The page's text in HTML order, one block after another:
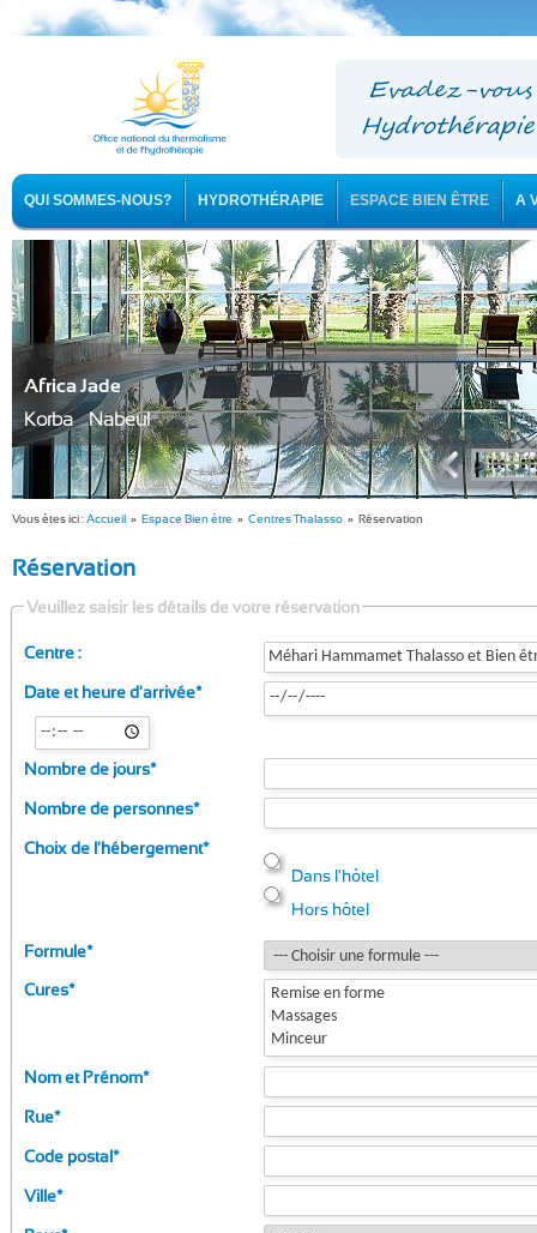
QUI SOMMES-NOUS? HYDROTHÉRAPIE ESPACE BIEN ÊTRE A
Africa Jade
Korba - Nabeul
Vous êtes ici :Accueil » Espace Bien être » Centres Thalasso » Réservation
Réservation
Veuillez saisir les détails de votre réservation
Centre :
Date et heure d'arrivée*
Nombre de jours*
Nombre de personnes*
Choix de l'hébergement*
Dans l'hôtel
Hors hôtel
Formule*
Cures*
Nom et Prénom*
Rue*
Code postal*
Ville*